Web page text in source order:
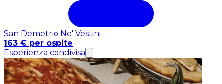
San Demetrio Ne' Vestini
163 € per ospite
Esperienza condivisa